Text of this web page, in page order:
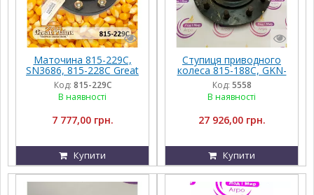
Маточина 815-229C,
SN3686, 815-228C Great
Plains
Код: 815-229C
В наявності
7 777,00 грн.
Купити
Ступиця приводного
колеса 815-188C, GKN-
l871401-10 Great Plains
Код: 5558
В наявності
27 926,00 грн.
Купити